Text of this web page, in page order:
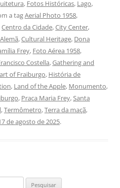
, Fotos Históricas, Lago,
a tagAerial Photo 1958,
Centro da Cidade,City Center,
,Cultural Heritage, Dona
Frey, Foto Aérea 1958,
Costella,Gathering and
of Fraiburgo, História de
, Land of the Apple, Monumento,
, Praça Maria Frey,Santa
,Termômetro,Terra da maçã,
de agosto de 2025.